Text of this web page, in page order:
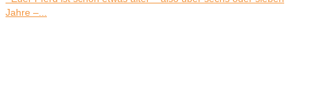
Jahre –...